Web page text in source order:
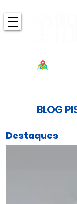
BLOG
Destaques